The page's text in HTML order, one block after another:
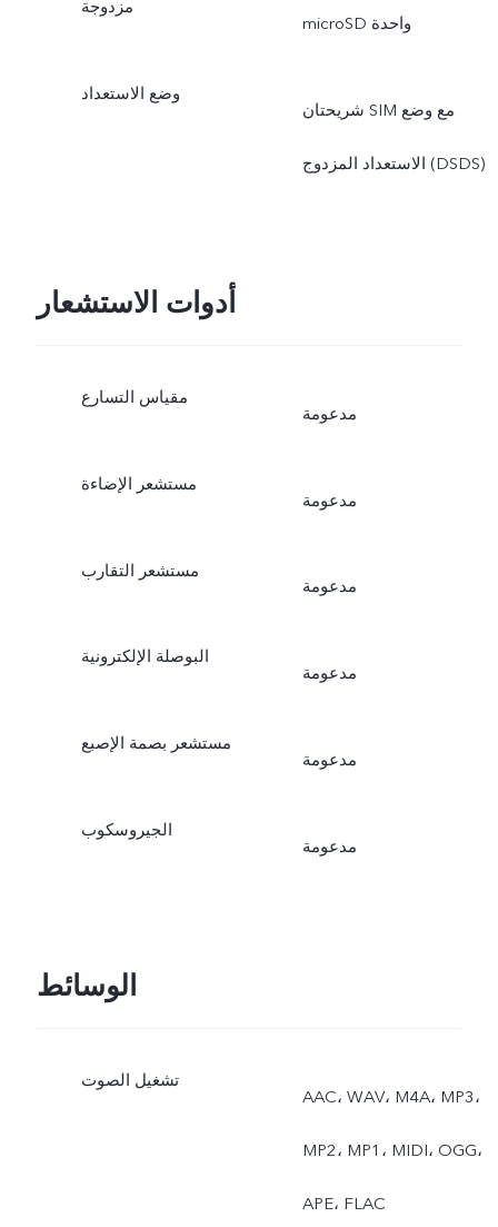
مزدوجة
microSD واحدة
وضع الاستعداد
شريحتان SIM مع وضع
الاستعداد المزدوج (DSDS)
أدوات الاستشعار
مقياس التسارع
مدعومة
مستشعر الإضاءة
مدعومة
مستشعر التقارب
مدعومة
البوصلة الإلكترونية
مدعومة
مستشعر بصمة الإصبع
مدعومة
الجيروسكوب
مدعومة
الوسائط
تشغيل الصوت
AAC، WAV، M4A، MP3،
MP2، MP1، MIDI، OGG،
APE، FLAC